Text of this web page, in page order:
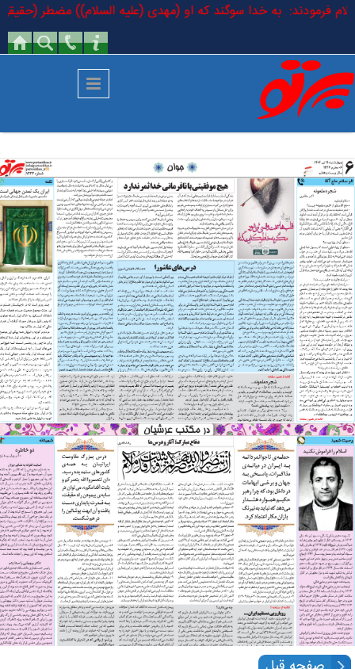
رفتن به محتوای اصلی
فرمودند: به خدا سوگند که او (مهدی (علیه السلام)) مضطر